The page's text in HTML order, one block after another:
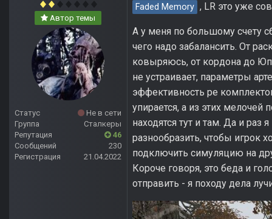
Автор темы
Статус
Не в сети
Группа
Сталкеры
Репутация
46
Сообщений
230
Регистрация
21.04.2022
Faded Memory , LR это уже
А у меня по большому счету
чего надо забалансить. От
ковыряюсь, от кордона до
не устраивает, параметры
эффективность ре
упирается, а из этих мелочей
находятся тут и там. Да и раз
разнообразить, чтобы игрок
подключить симуляцию на
Короче говоря, это беда и
отправить - я походу дела